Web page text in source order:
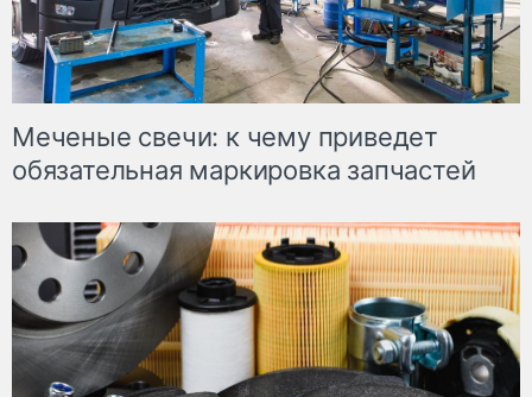
Меченые свечи: к чему приведет
обязательная маркировка запчастей